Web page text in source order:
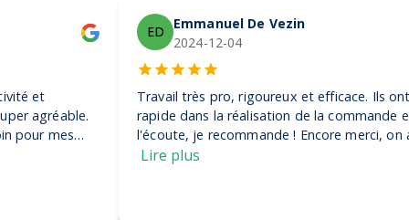
Emmanuel De Vezin
2024-12-04
Travail très pro, rigoureux et efficace. Ils ont été très
rapide dans la réalisation de la commande et très à
l'écoute, je recommande ! Encore merci, on adore nos